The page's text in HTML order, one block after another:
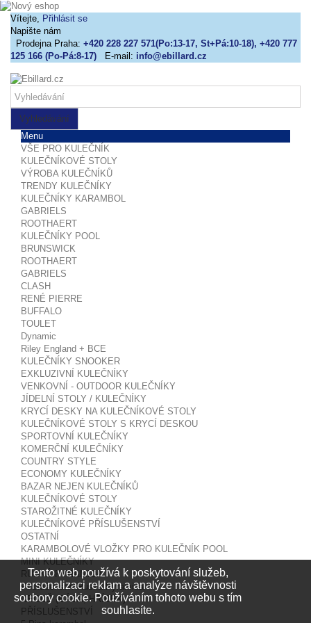
Vítejte, Přihlásit se
Napište nám
Prodejna Praha: +420 228 227 571(Po:13-17, St+Pá:10-18), +420 777
125 166 (Po-Pá:8-17)
E-mail: info@ebillard.cz
Vyhledávání
Menu
VŠE PRO KULEČNÍK
KULEČNÍKOVÉ STOLY
VÝROBA KULEČNÍKŮ
TRENDY KULEČNÍKY
KULEČNÍKY KARAMBOL
GABRIELS
ROOTHAERT
KULEČNÍKY POOL
BRUNSWICK
ROOTHAERT
GABRIELS
CLASH
RENÉ PIERRE
BUFFALO
TOULET
Dynamic
Riley England + BCE
KULEČNÍKY SNOOKER
EXKLUZIVNÍ KULEČNÍKY
VENKOVNÍ - OUTDOOR KULEČNÍKY
JÍDELNÍ STOLY / KULEČNÍKY
KRYCÍ DESKY NA KULEČNÍKOVÉ STOLY
KULEČNÍKOVÉ STOLY S KRYCÍ DESKOU
SPORTOVNÍ KULEČNÍKY
KOMERČNÍ KULEČNÍKY
COUNTRY STYLE
ECONOMY KULEČNÍKY
BAZAR NEJEN KULEČNÍKŮ
KULEČNÍKOVÉ STOLY
STAROŽITNÉ KULEČNÍKY
KULEČNÍKOVÉ PŘÍSLUŠENSTVÍ
OSTATNÍ
KARAMBOLOVÉ VLOŽKY PRO KULEČNÍK POOL
MINI KULEČNÍKY
RUSKÁ PYRAMIDA
Příslušenství Ruská Pyramida
NEGUŠ (BÁBA, HŘÍBEK)
PŘÍSLUŠENSTVÍ
Tento web používá k poskytování služeb,
personalizaci reklam a analýze návštěvnosti
soubory cookie. Používáním tohoto webu s tím
souhlasíte.